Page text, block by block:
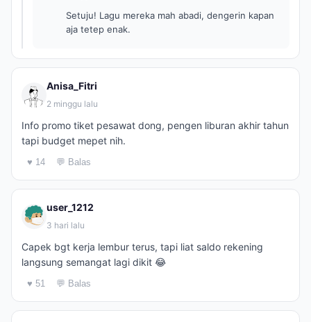
Setuju! Lagu mereka mah abadi, dengerin kapan
aja tetep enak.
Anisa_Fitri
2 minggu lalu
Info promo tiket pesawat dong, pengen liburan akhir tahun
tapi budget mepet nih.
♥ 14 💬 Balas
user_1212
3 hari lalu
Capek bgt kerja lembur terus, tapi liat saldo rekening
langsung semangat lagi dikit 😂
♥ 51 💬 Balas